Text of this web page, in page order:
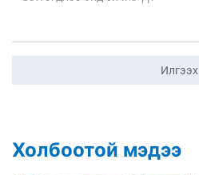
Илгээх
Холбоотой мэдээ